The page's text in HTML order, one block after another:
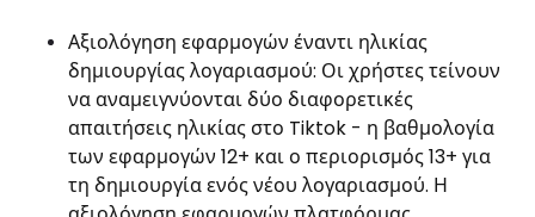
Αξιολόγηση εφαρμογών έναντι ηλικίας
δημιουργίας λογαριασμού: Οι χρήστες τείνουν
να αναμειγνύονται δύο διαφορετικές
απαιτήσεις ηλικίας στο Tiktok - η βαθμολογία
των εφαρμογών 12+ και ο περιορισμός 13+ για
τη δημιουργία ενός νέου λογαριασμού. Η